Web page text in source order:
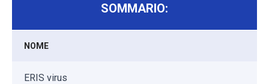
SOMMARIO:
NOME
ERIS virus